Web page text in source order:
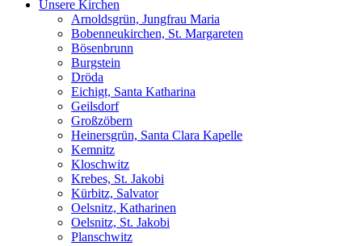
Unsere Kirchen
Arnoldsgrün, Jungfrau Maria
Bobenneukirchen, St. Margareten
Bösenbrunn
Burgstein
Dröda
Eichigt, Santa Katharina
Geilsdorf
Großzöbern
Heinersgrün, Santa Clara Kapelle
Kemnitz
Kloschwitz
Krebes, St. Jakobi
Kürbitz, Salvator
Oelsnitz, Katharinen
Oelsnitz, St. Jakobi
Planschwitz